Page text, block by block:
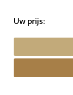
Uw prijs: